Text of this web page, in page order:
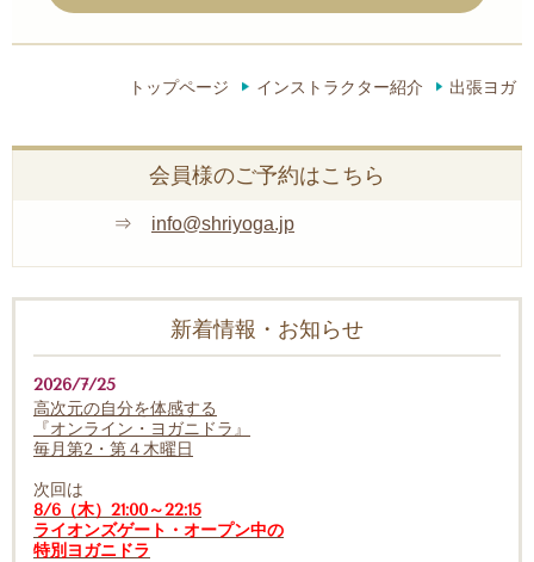
トップページ インストラクター紹介 出張ヨガ
会員様のご予約はこちら
⇒ info@shriyoga.jp
新着情報・お知らせ
2026/7/25
高次元の自分を体感する
『オンライン・ヨガニドラ』
毎月第2・第４木曜日
次回は
8/6（木）21:00～22:15
ライオンズゲート・オープン中の
特別ヨガニドラ